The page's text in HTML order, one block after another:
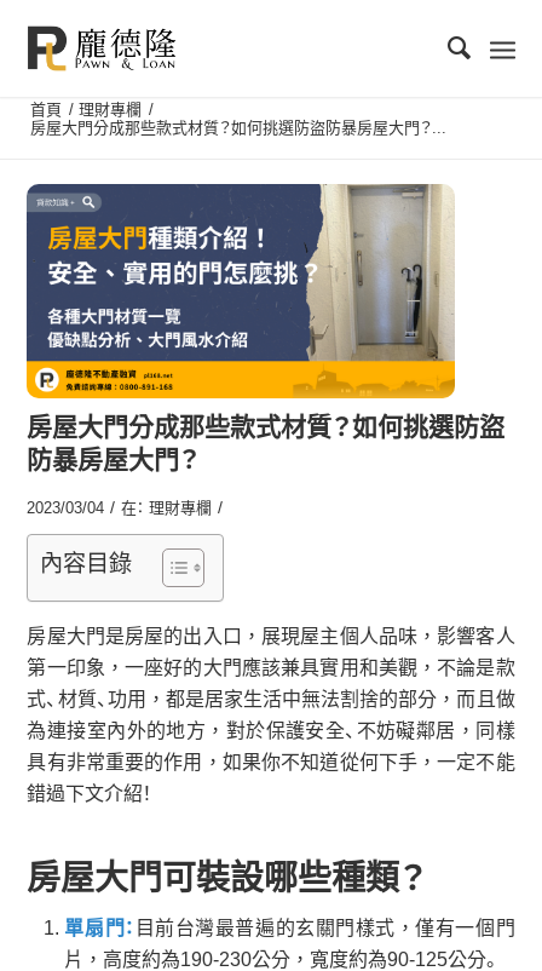
首頁 / 理財專欄 /
房屋大門分成那些款式材質？如何挑選防盜防暴房屋大門？...
房屋大門分成那些款式材質？如何挑選防盜
防暴房屋大門？
2023/03/04 / 在：理財專欄 /
內容目錄
房屋大門是房屋的出入口，展現屋主個人品味，影響客人
第一印象，一座好的大門應該兼具實用和美觀，不論是款
式、材質、功用，都是居家生活中無法割捨的部分，而且做
為連接室內外的地方，對於保護安全、不妨礙鄰居，同樣
具有非常重要的作用，如果你不知道從何下手，一定不能
錯過下文介紹！
房屋大門可裝設哪些種類？
單扇門： 目前台灣最普遍的玄關門樣式，僅有一個門
片，高度約為190-230公分，寬度約為90-125公分。